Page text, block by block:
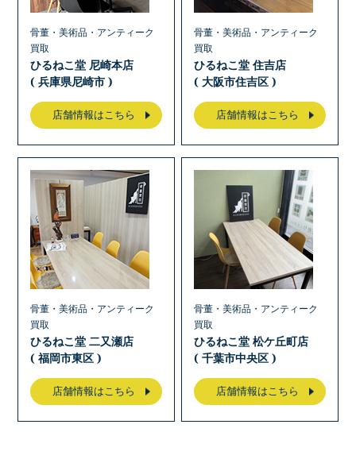
骨董・美術品・アンティーク
買取
ひるねこ堂 尼崎本店
( 兵庫県尼崎市 )
店舗情報はこちら
骨董・美術品・アンティーク
買取
ひるねこ堂 住吉店
( 大阪市住吉区 )
店舗情報はこちら
骨董・美術品・アンティーク
買取
ひるねこ堂 二又瀬店
( 福岡市東区 )
店舗情報はこちら
骨董・美術品・アンティーク
買取
ひるねこ堂 松ケ丘町店
( 千葉市中央区 )
店舗情報はこちら